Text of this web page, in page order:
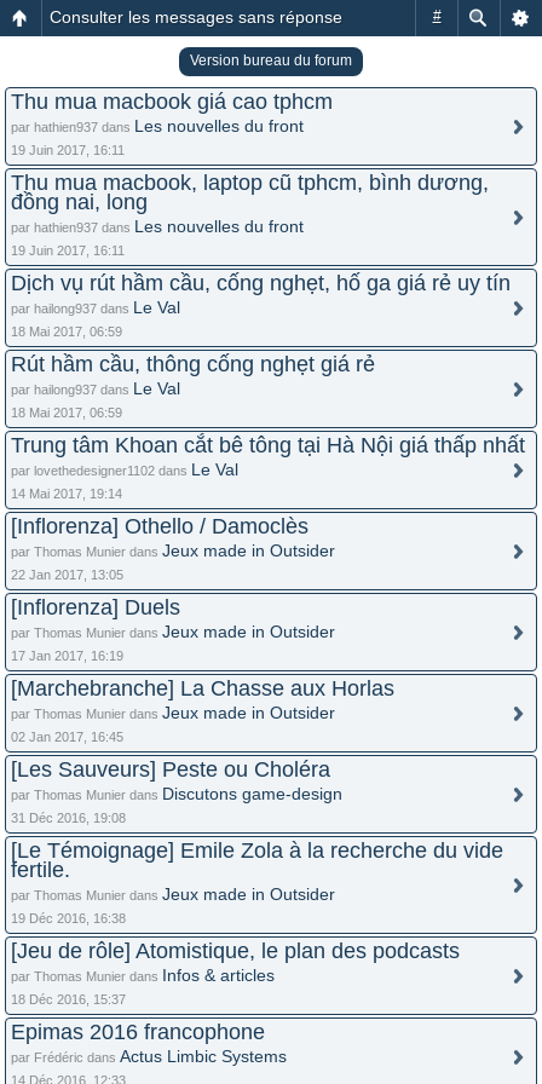
#
Consulter les messages sans réponse
Version bureau du forum
Thu mua macbook giá cao tphcm
par hathien937 dans Les nouvelles du front
19 Juin 2017, 16:11
Thu mua macbook, laptop cũ tphcm, bình dương,
đồng nai, long
par hathien937 dans Les nouvelles du front
19 Juin 2017, 16:11
Dịch vụ rút hầm cầu, cống nghẹt, hố ga giá rẻ uy tín
par hailong937 dans Le Val
18 Mai 2017, 06:59
Rút hầm cầu, thông cống nghẹt giá rẻ
par hailong937 dans Le Val
18 Mai 2017, 06:59
Trung tâm Khoan cắt bê tông tại Hà Nội giá thấp nhất
par lovethedesigner1102 dans Le Val
14 Mai 2017, 19:14
[Inflorenza] Othello / Damoclès
par Thomas Munier dans Jeux made in Outsider
22 Jan 2017, 13:05
[Inflorenza] Duels
par Thomas Munier dans Jeux made in Outsider
17 Jan 2017, 16:19
[Marchebranche] La Chasse aux Horlas
par Thomas Munier dans Jeux made in Outsider
02 Jan 2017, 16:45
[Les Sauveurs] Peste ou Choléra
par Thomas Munier dans Discutons game-design
31 Déc 2016, 19:08
[Le Témoignage] Emile Zola à la recherche du vide
fertile.
par Thomas Munier dans Jeux made in Outsider
19 Déc 2016, 16:38
[Jeu de rôle] Atomistique, le plan des podcasts
par Thomas Munier dans Infos & articles
18 Déc 2016, 15:37
Epimas 2016 francophone
par Frédéric dans Actus Limbic Systems
14 Déc 2016, 12:33